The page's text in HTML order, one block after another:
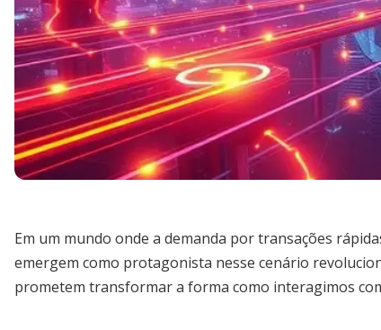
Em um mundo onde a demanda por transações
emergem como protagonista nesse cenário
prometem transformar a forma como interagimos